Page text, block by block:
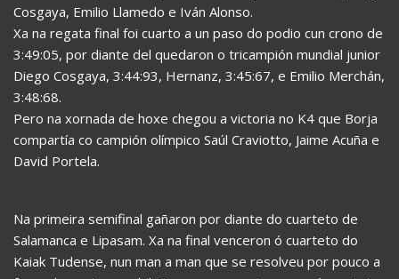
Cosgaya, Emilio Llamedo e Iván Alonso.
Xa na regata final foi cuarto a un paso do podio cun crono de
3:49:05, por diante del quedaron o tricampión mundial junior
Diego Cosgaya, 3:44:93, Hernanz, 3:45:67, e Emilio Merchán,
3:48:68.
Pero na xornada de hoxe chegou a victoria no K4 que Borja
compartía co campión olímpico Saúl Craviotto, Jaime Acuña e
David Portela.
Na primeira semifinal gañaron por diante do cuarteto de
Salamanca e Lipasam. Xa na final venceron ó cuarteto do
Kaiak Tudense, nun man a man que se resolveu por pouco a